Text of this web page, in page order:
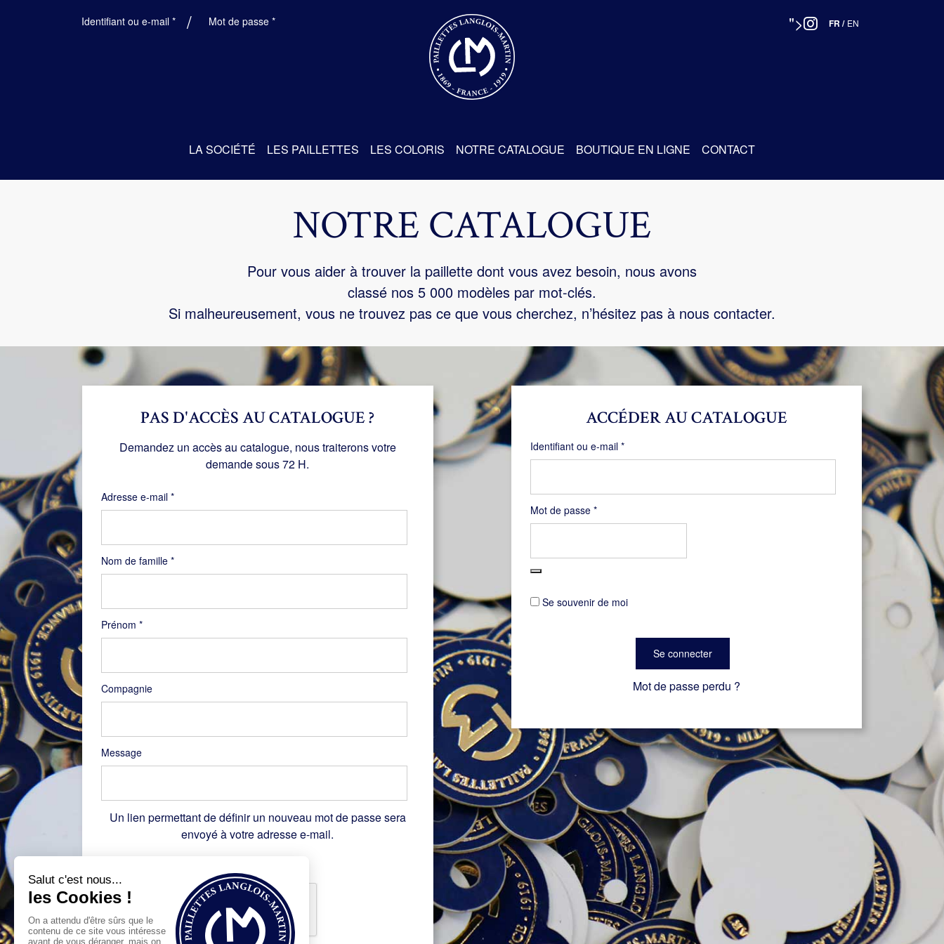
Identifiant ou e-mail *ObligatoireMot de passe *Obligatoire "> FR / EN
LA SOCIÉTÉ LES PAILLETTES LES COLORIS NOTRE CATALOGUE BOUTIQUE EN LIGNE CONTACT
NOTRE CATALOGUE
Pour vous aider à trouver la paillette dont vous avez besoin, nous avons
classé nos 5 000 modèles par mot-clés.
Si malheureusement, vous ne trouvez pas ce que vous cherchez, n’hésitez pas à nous contacter.
ACCÉDER AU CATALOGUE
Identifiant ou e-mail *Obligatoire
Mot de passe *Obligatoire
Se souvenir de moi
Se connecter
Mot de passe perdu ?
Nom de famille *
Prénom *
Compagnie
Message
PAS D'ACCÈS AU CATALOGUE ?
Demandez un accès au catalogue, nous traiterons votre
demande sous 72 H.
Adresse e-mail *Obligatoire
Un lien permettant de définir un nouveau mot de passe sera
envoyé à votre adresse e-mail.